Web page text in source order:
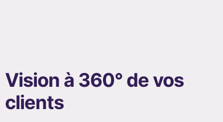
Vision à 360° de vos
clients